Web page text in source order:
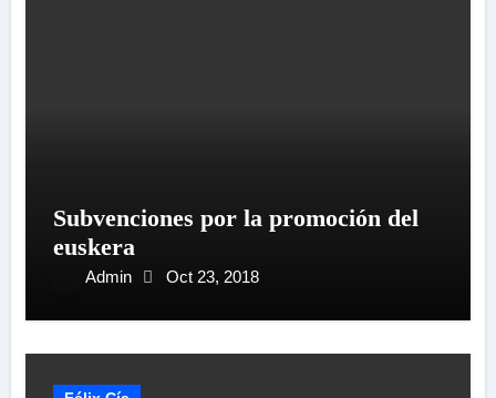
Subvenciones por la promoción del
euskera
Admin Oct 23, 2018